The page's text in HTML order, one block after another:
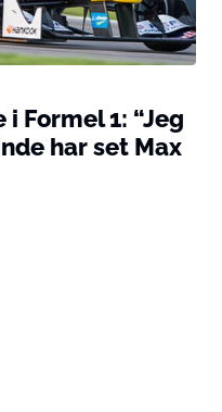
Formel 1: “Jeg
har set Max